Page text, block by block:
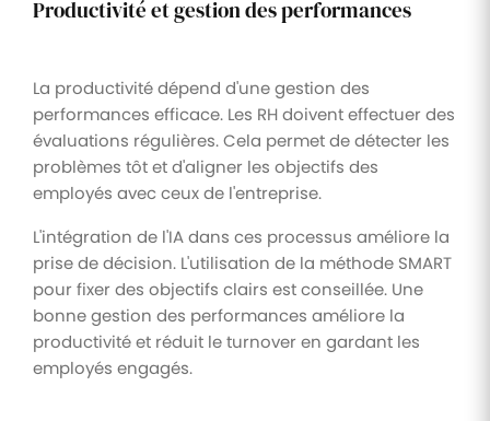
Productivité et gestion des performances
La productivité dépend d'une gestion des
performances efficace. Les RH doivent effectuer des
évaluations régulières. Cela permet de détecter les
problèmes tôt et d'aligner les objectifs des
employés avec ceux de l'entreprise.
L'intégration de l'IA dans ces processus améliore la
prise de décision. L'utilisation de la méthode SMART
pour fixer des objectifs clairs est conseillée. Une
bonne gestion des performances améliore la
productivité et réduit le turnover en gardant les
employés engagés.